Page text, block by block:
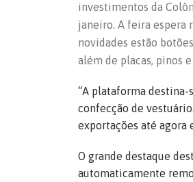
investimentos da
janeiro. A feira espera
novidades estão
além de placas, pinos
“A plataforma destina-
confecção de
exportações até agora
O grande destaque
automaticamente